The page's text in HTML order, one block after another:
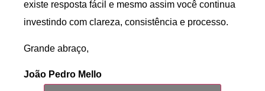
existe resposta fácil e mesmo assim você continua
investindo com clareza, consistência e processo.
Grande abraço,
João Pedro Mello